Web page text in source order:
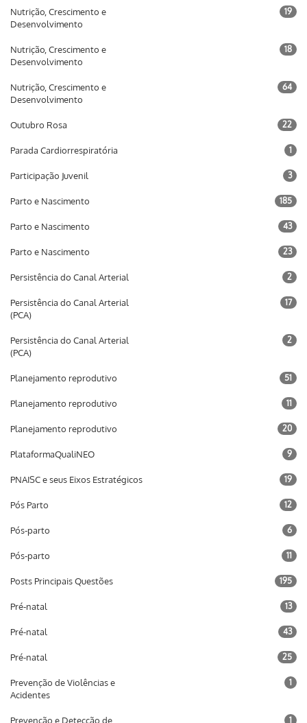
Nutrição, Crescimento e
Desenvolvimento
19
Nutrição, Crescimento e
Desenvolvimento
18
Nutrição, Crescimento e
Desenvolvimento
64
Outubro Rosa 22
Parada Cardiorrespiratória 1
Participação Juvenil 3
Parto e Nascimento 185
Parto e Nascimento 43
Parto e Nascimento 23
Persistência do Canal Arterial 2
Persistência do Canal Arterial
(PCA)
17
Persistência do Canal Arterial
(PCA)
2
Planejamento reprodutivo 51
Planejamento reprodutivo 11
Planejamento reprodutivo 20
PlataformaQualiNEO 9
PNAISC e seus Eixos Estratégicos 19
Pós Parto 12
Pós-parto 6
Pós-parto 11
Posts Principais Questões 195
Pré-natal 13
Pré-natal 43
Pré-natal 25
Prevenção de Violências e
Acidentes
1
Prevenção e Detecção de
1